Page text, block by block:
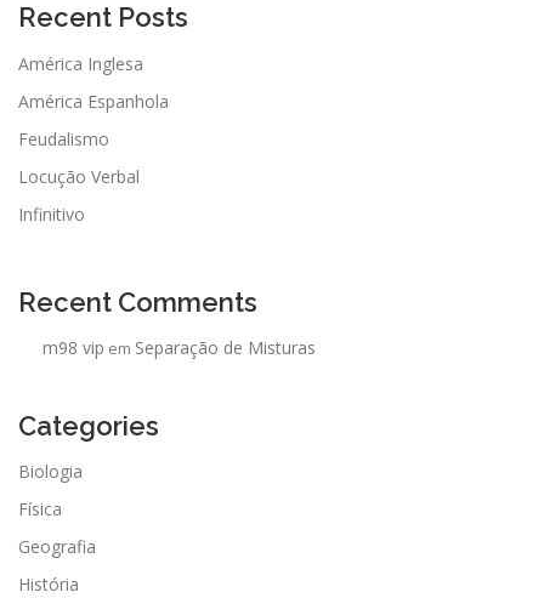
Recent Posts
América Inglesa
América Espanhola
Feudalismo
Locução Verbal
Infinitivo
Recent Comments
m98 vip em Separação de Misturas
Categories
Biologia
Física
Geografia
História